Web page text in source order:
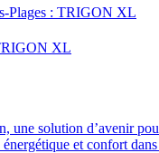
Plages : TRIGON XL
XL
une solution d’avenir
et confort